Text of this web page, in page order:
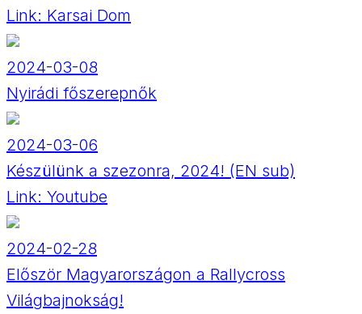
Link: Karsai Dom
2024-03-08
Nyirádi főszerepnők
2024-03-06
Készülünk a szezonra, 2024! (EN sub)
Link: Youtube
2024-02-28
Először Magyarországon a Rallycross
Világbajnokság!